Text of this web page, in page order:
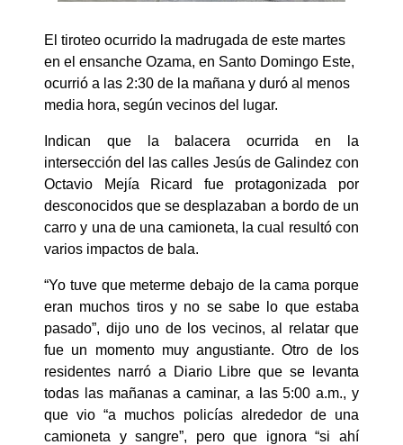
El tiroteo ocurrido la madrugada de este martes
en el ensanche Ozama, en Santo Domingo Este,
ocurrió a las 2:30 de la mañana y duró al menos
media hora, según vecinos del lugar.
Indican que la balacera ocurrida en la
intersección del las calles Jesús de Galindez con
Octavio Mejía Ricard fue protagonizada por
desconocidos que se desplazaban a bordo de un
carro y una de una camioneta, la cual resultó con
varios impactos de bala.
“Yo tuve que meterme debajo de la cama porque
eran muchos tiros y no se sabe lo que estaba
pasado”, dijo uno de los vecinos, al relatar que
fue un momento muy angustiante. Otro de los
residentes narró a Diario Libre que se levanta
todas las mañanas a caminar, a las 5:00 a.m., y
que vio “a muchos policías alrededor de una
camioneta y sangre”, pero que ignora “si ahí